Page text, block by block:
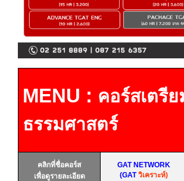
MENU : คอร์สเตรี
ธรรมศาสตร์
คลิกที่ชื่อคอร์ส
เพื่อดูรายละเอียด
GAT NETWORK
(GATวิเคราะห์)